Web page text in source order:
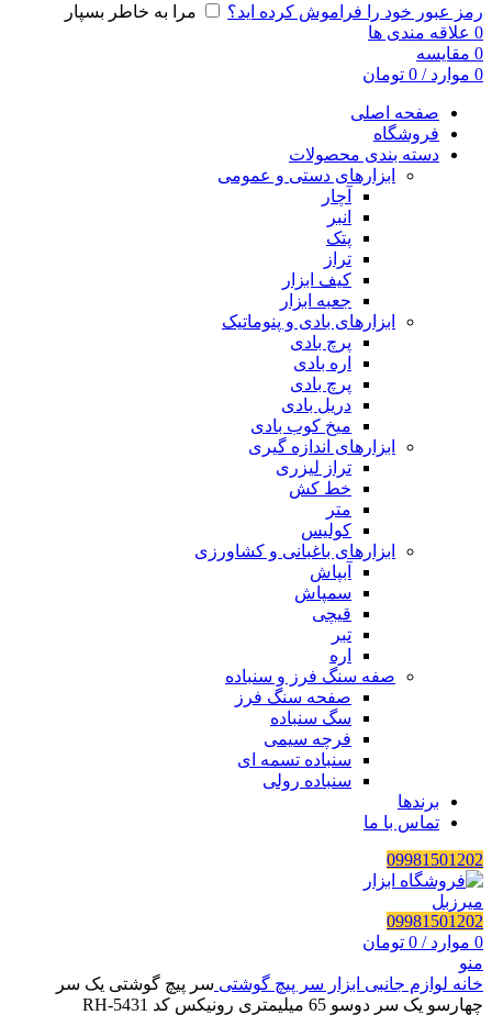
رمز عبور خود را فراموش کرده اید؟
مرا به خاطر بسپار
0 علاقه مندی ها
0 مقایسه
0 موارد /
0 تومان
صفحه اصلی
فروشگاه
دسته بندی محصولات
ابزارهای دستی و عمومی
آچار
انبر
پتک
تراز
کیف ابزار
جعبه ابزار
ابزارهای بادی و پنوماتیک
پرچ بادی
اره بادی
پرچ بادی
دریل بادی
میخ کوب بادی
ابزارهای اندازه گیری
تراز لیزری
خط کش
متر
کولیس
ابزارهای باغبانی و کشاورزی
آبپاش
سمپاش
قیچی
تبر
اره
صفه سنگ فرز و سنباده
صفحه سنگ فرز
سگ سنباده
فرچه سیمی
سنباده تسمه ای
سنباده رولی
برندها
تماس با ما
09981501202
09981501202
0 موارد /
0 تومان
منو
خانه لوازم جانبی ابزار سر پیچ گوشتی سر پیچ گوشتی یک سر
چهارسو یک سر دوسو 65 میلیمتری رونیکس کد RH-5431